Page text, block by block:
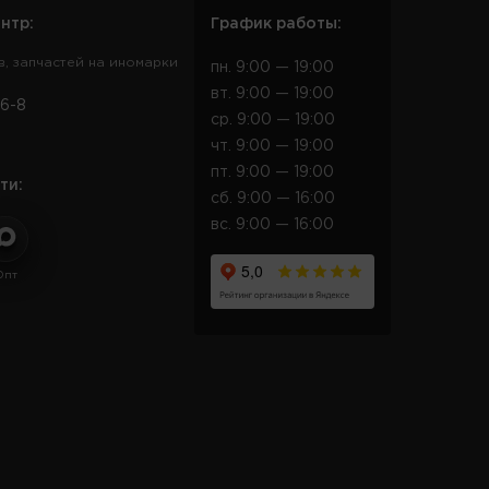
запчастей на иномарки
8
График работы:
пн. 9:00 — 19:00
вт. 9:00 — 19:00
ср. 9:00 — 19:00
чт. 9:00 — 19:00
пт. 9:00 — 19:00
сб. 9:00 — 16:00
вс. 9:00 — 16:00